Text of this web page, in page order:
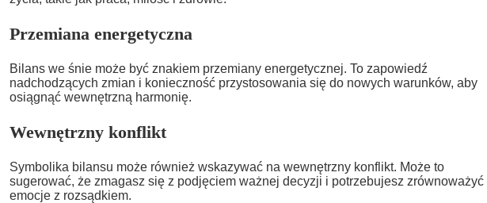
Przemiana energetyczna
Bilans we śnie może być znakiem przemiany energetycznej. To zapowiedź
nadchodzących zmian i konieczność przystosowania się do nowych warunków, aby
osiągnąć wewnętrzną harmonię.
Wewnętrzny konflikt
Symbolika bilansu może również wskazywać na wewnętrzny konflikt. Może to
sugerować, że zmagasz się z podjęciem ważnej decyzji i potrzebujesz zrównoważyć
emocje z rozsądkiem.